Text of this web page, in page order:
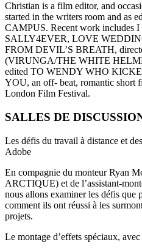
Christian is a film editor, and
started in the writers room and as
CAMPUS. Recent work includes
SALLY4EVER, LOVE
FROM DEVIL’S BREATH,
(VIRUNGA/THE WHITE
edited TO WENDY WHO
YOU, an off- beat, romantic short
London Film Festival.
SALLES DE
Les défis du travail à distance et
Adobe
En compagnie du monteur Ryan
ARCTIQUE) et de l’assistant-
nous allons examiner les défis que
comment ils ont réussi à les
projets.
Le montage d’effets spéciaux,